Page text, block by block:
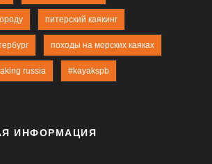
питерский каякинг
походы на морских каяках
russia #kayakspb
ИНФОРМАЦИЯ